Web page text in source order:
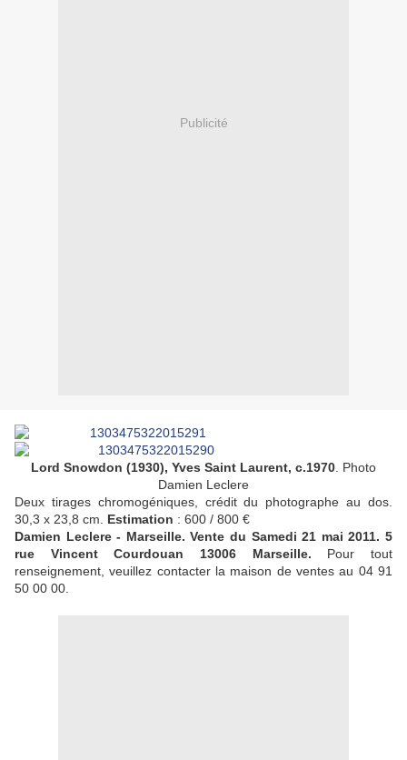
Publicité
Lord Snowdon (1930), Yves Saint Laurent, c.1970 . Photo
Damien Leclere
Deux tirages chromogéniques, crédit du photographe au dos.
30,3 x 23,8 cm. Estimation : 600 / 800 €
Damien Leclere - Marseille. Vente du Samedi 21 mai 2011. 5
rue Vincent Courdouan 13006 Marseille. Pour tout
renseignement, veuillez contacter la maison de ventes au 04 91
50 00 00.